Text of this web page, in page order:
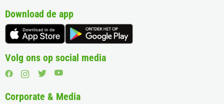
Download de app
Volg ons op social media
Corporate & Media